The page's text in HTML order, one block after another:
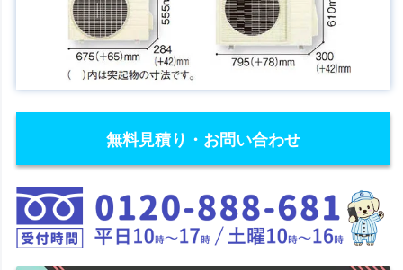
無料見積り・お問い合わせ